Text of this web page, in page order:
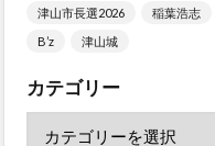
津山市長選2026 稲葉浩志
B’z
津山城
カテゴリー